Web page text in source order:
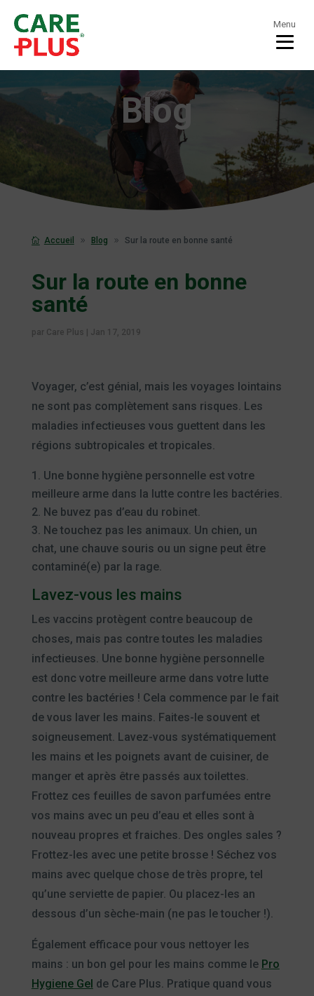
Menu
Blog
Accueil Blog Sur la route en bonne santé
Sur la route en bonne
santé
par Care Plus Jan 17, 2019
Voyager, c’est génial, mais les voyages lointains
ne sont pas complètement sans risques. Les
maladies infectieuses vous guettent dans les
régions subtropicales et tropicales.
Une bonne hygiène personnelle est votre
meilleure arme dans la lutte contre les bactéries.
Ne buvez pas d’eau du robinet.
Ne touchez pas les animaux. Un chien, un
chat, une chauve souris ou un signe peut être
contaminé(e) par la rage.
Lavez-vous les mains
Les vaccins protègent contre beaucoup de
choses, mais pas contre toutes les maladies
infectieuses. Une bonne hygiène personnelle
est donc votre meilleure arme dans votre lutte
contre les bactéries ! Cela commence par le fait
de vous laver les mains. Faites-le souvent et
soigneusement. Lavez-vous systématiquement
les mains et les poignets avant de cuisiner, de
manger et après être passés aux toilettes.
Frottez ces feuilles de savon parfumées entre
vos mains avec un peu d’eau et elles sont à
nouveau propres et fraiches. Des ongles sales ?
Frottez-les avec une petite brosse ! Séchez vos
mains avec quelque chose de très propre, tel
qu’une serviette de papier. Ou placez-les an
dessous d’un sèche-main (ne pas le toucher !).
Également efficace pour vous nettoyer les
mains : un bon gel pour les mains comme le Pro
Hygiene Gel de Care Plus. Pratique quand vous